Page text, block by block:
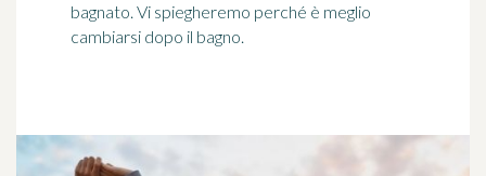
bagnato. Vi spiegheremo perché è meglio
cambiarsi dopo il bagno.